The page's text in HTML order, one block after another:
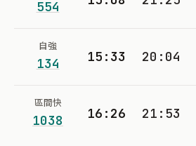
554
自強
134 15:33 20:04
區間快
1038 16:26 21:53